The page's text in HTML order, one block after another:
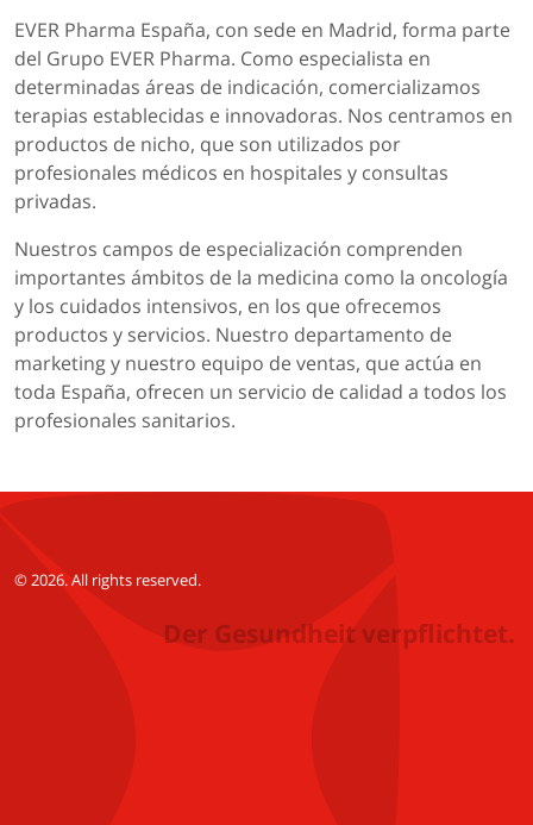
EVER Pharma España, con sede en Madrid, forma parte
del Grupo EVER Pharma. Como especialista en
determinadas áreas de indicación, comercializamos
terapias establecidas e innovadoras. Nos centramos en
productos de nicho, que son utilizados por
profesionales médicos en hospitales y consultas
privadas.
Nuestros campos de especialización comprenden
importantes ámbitos de la medicina como la oncología
y los cuidados intensivos, en los que ofrecemos
productos y servicios. Nuestro departamento de
marketing y nuestro equipo de ventas, que actúa en
toda España, ofrecen un servicio de calidad a todos los
profesionales sanitarios.
© 2026. All rights reserved.